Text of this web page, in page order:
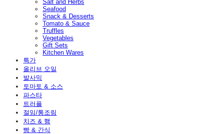
Salt and Herbs
Seafood
Snack & Desserts
Tomato & Sauce
Truffles
Vegetables
Gift Sets
Kitchen Wares
특가
올리브 오일
발사믹
토마토 & 소스
파스타
트러플
절임/통조림
치즈 & 햄
빵 & 간식